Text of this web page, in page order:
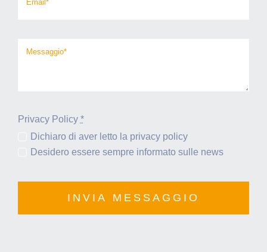
Privacy Policy *
Dichiaro di aver letto la privacy policy
Desidero essere sempre informato sulle news
INVIA MESSAGGIO